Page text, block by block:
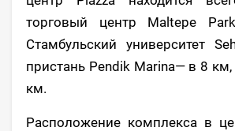
торговый центр Maltepe
Стамбульский университет
пристань Pendik Marina— в 8
км.
Расположение комплекса в